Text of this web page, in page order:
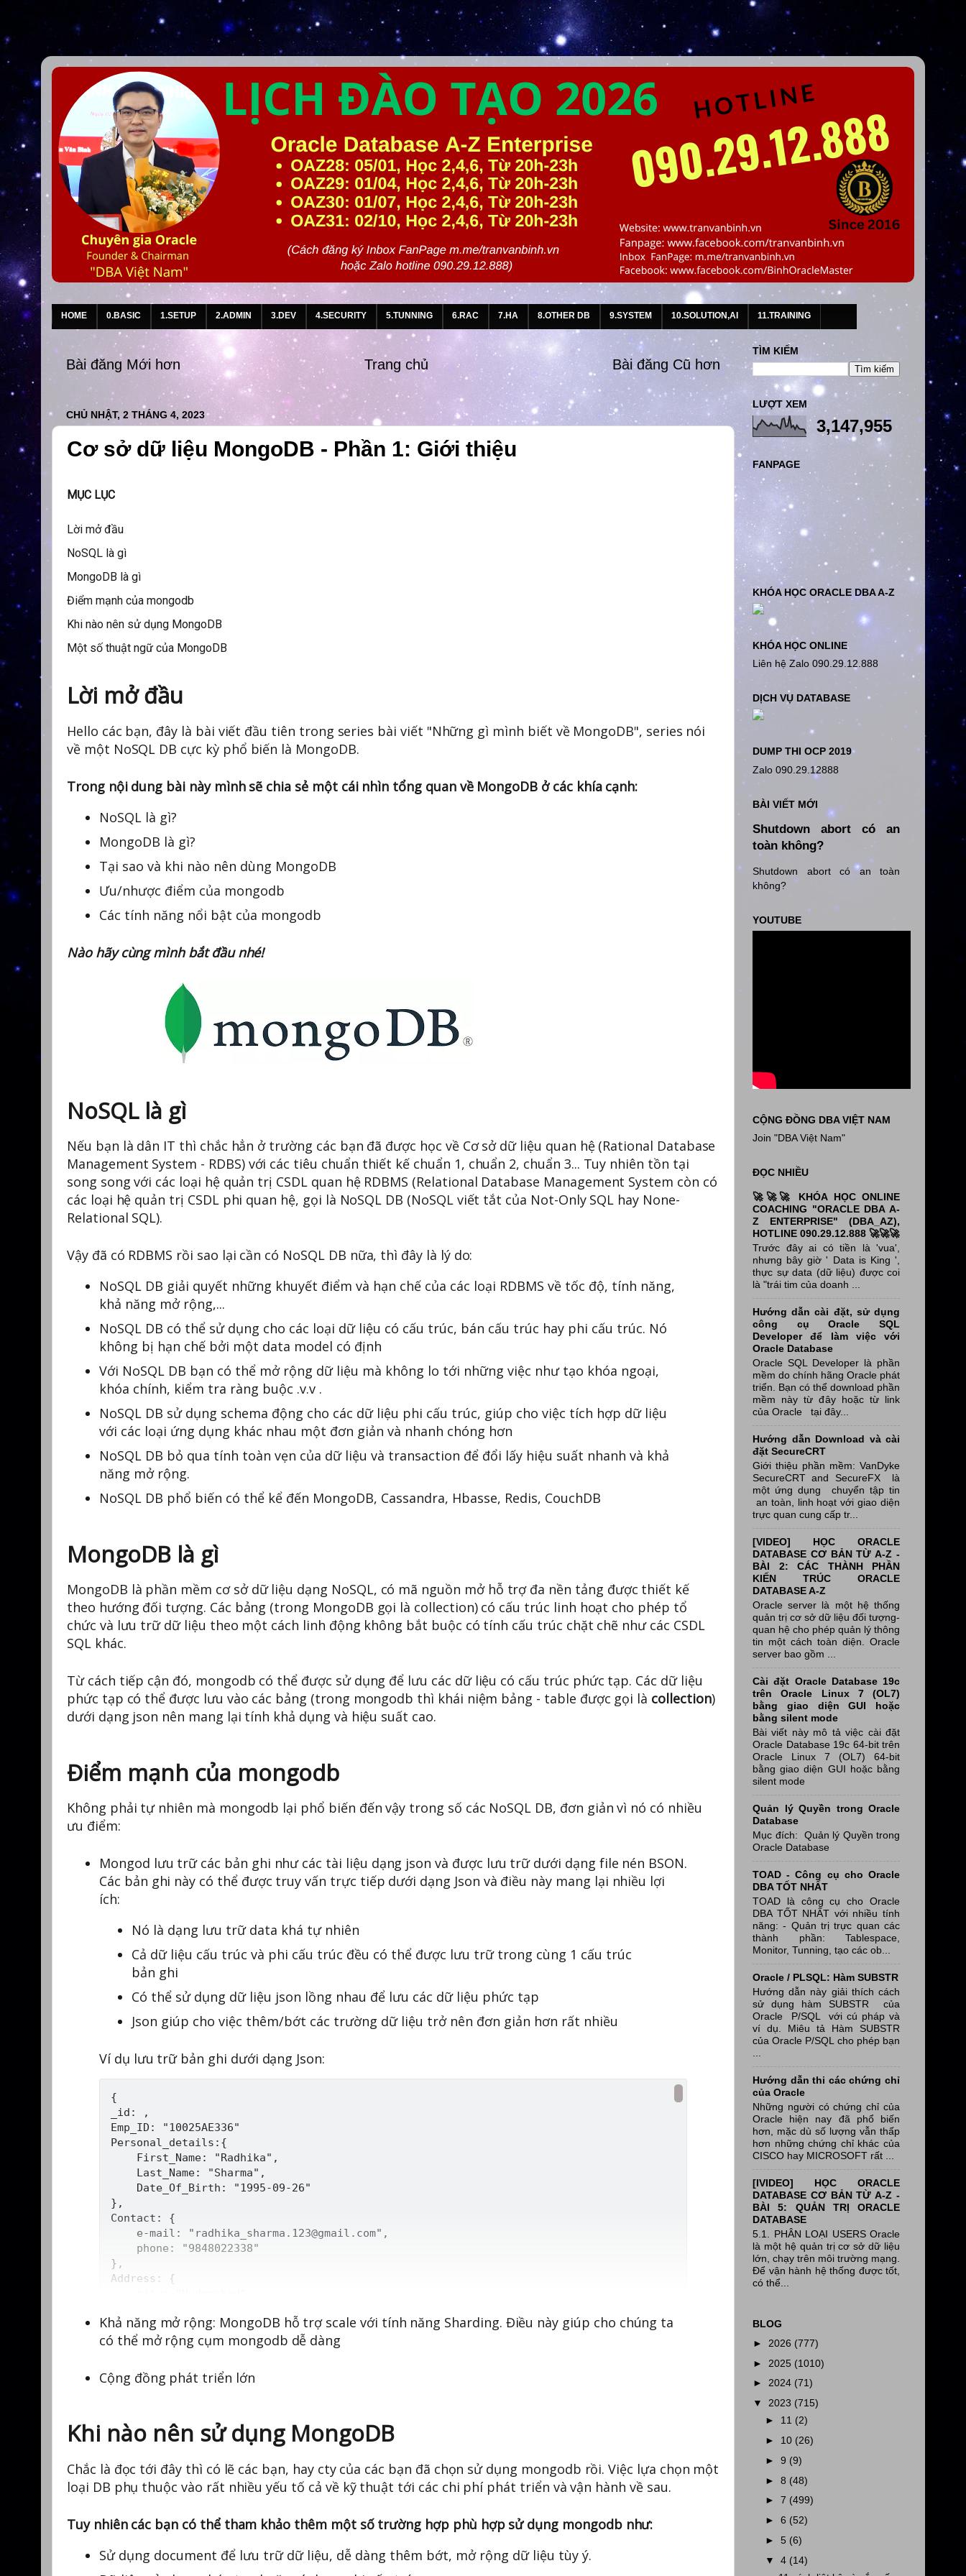
HOME 0.BASIC 1.SETUP 2.ADMIN 3.DEV 4.SECURITY 5.TUNNING 6.RAC 7.HA 8.OTHER DB 9.SYSTEM 10.SOLUTION,AI 11.TRAINING
Bài đăng Mới hơn Bài đăng Cũ hơn
Trang chủ
CHỦ NHẬT, 2 THÁNG 4, 2023
Cơ sở dữ liệu MongoDB - Phần 1: Giới thiệu
MỤC LỤC
Lời mở đầu
NoSQL là gì
MongoDB là gì
Điểm mạnh của mongodb
Khi nào nên sử dụng MongoDB
Một số thuật ngữ của MongoDB
Lời mở đầu
Hello các bạn, đây là bài viết đầu tiên trong series bài viết "Những gì mình biết về MongoDB", series nói
về một NoSQL DB cực kỳ phổ biến là MongoDB.
Trong nội dung bài này mình sẽ chia sẻ một cái nhìn tổng quan về MongoDB ở các khía cạnh:
NoSQL là gì?
MongoDB là gì?
Tại sao và khi nào nên dùng MongoDB
Ưu/nhược điểm của mongodb
Các tính năng nổi bật của mongodb
Nào hãy cùng mình bắt đầu nhé!
NoSQL là gì
Nếu bạn là dân IT thì chắc hẳn ở trường các bạn đã được học về Cơ sở dữ liệu quan hệ (Rational Database
Management System - RDBS) với các tiêu chuẩn thiết kế chuẩn 1, chuẩn 2, chuẩn 3... Tuy nhiên tồn tại
song song với các loại hệ quản trị CSDL quan hệ RDBMS (Relational Database Management System còn có
các loại hệ quản trị CSDL phi quan hệ, gọi là NoSQL DB (NoSQL viết tắt của Not-Only SQL hay None-
Relational SQL).
Vậy đã có RDBMS rồi sao lại cần có NoSQL DB nữa, thì đây là lý do:
NoSQL DB giải quyết những khuyết điểm và hạn chế của các loại RDBMS về tốc độ, tính năng,
khả năng mở rộng,...
NoSQL DB có thể sử dụng cho các loại dữ liệu có cấu trúc, bán cấu trúc hay phi cấu trúc. Nó
không bị hạn chế bởi một data model có định
Với NoSQL DB bạn có thể mở rộng dữ liệu mà không lo tới những việc như tạo khóa ngoại,
khóa chính, kiểm tra ràng buộc .v.v .
NoSQL DB sử dụng schema động cho các dữ liệu phi cấu trúc, giúp cho việc tích hợp dữ liệu
với các loại ứng dụng khác nhau một đơn giản và nhanh chóng hơn
NoSQL DB bỏ qua tính toàn vẹn của dữ liệu và transaction để đổi lấy hiệu suất nhanh và khả
năng mở rộng.
NoSQL DB phổ biến có thể kể đến MongoDB, Cassandra, Hbasse, Redis, CouchDB
MongoDB là gì
MongoDB là phần mềm cơ sở dữ liệu dạng NoSQL, có mã nguồn mở hỗ trợ đa nền tảng được thiết kế
theo hướng đối tượng. Các bảng (trong MongoDB gọi là collection) có cấu trúc linh hoạt cho phép tổ
chức và lưu trữ dữ liệu theo một cách linh động không bắt buộc có tính cấu trúc chặt chẽ như các CSDL
SQL khác.
Từ cách tiếp cận đó, mongodb có thể được sử dụng để lưu các dữ liệu có cấu trúc phức tạp. Các dữ liệu
phức tạp có thể được lưu vào các bảng (trong mongodb thì khái niệm bảng - table được gọi là collection)
dưới dạng json nên mang lại tính khả dụng và hiệu suất cao.
Điểm mạnh của mongodb
Không phải tự nhiên mà mongodb lại phổ biến đến vậy trong số các NoSQL DB, đơn giản vì nó có nhiều
ưu điểm:
Mongod lưu trữ các bản ghi như các tài liệu dạng json và được lưu trữ dưới dạng file nén BSON.
Các bản ghi này có thể được truy vấn trực tiếp dưới dạng Json và điều này mang lại nhiều lợi
ích:
Nó là dạng lưu trữ data khá tự nhiên
Cả dữ liệu cấu trúc và phi cấu trúc đều có thể được lưu trữ trong cùng 1 cấu trúc
bản ghi
Có thể sử dụng dữ liệu json lồng nhau để lưu các dữ liệu phức tạp
Json giúp cho việc thêm/bớt các trường dữ liệu trở nên đơn giản hơn rất nhiều
Ví dụ lưu trữ bản ghi dưới dạng Json:
{
_id: ,
Emp_ID: "10025AE336"
Personal_details:{
},
Contact: {
},
Address: {
	State: "Telangana"
}
Khả năng mở rộng: MongoDB hỗ trợ scale với tính năng Sharding. Điều này giúp cho chúng ta
có thể mở rộng cụm mongodb dễ dàng
Cộng đồng phát triển lớn
Khi nào nên sử dụng MongoDB
Chắc là đọc tới đây thì có lẽ các bạn, hay cty của các bạn đã chọn sử dụng mongodb rồi. Việc lựa chọn một
loại DB phụ thuộc vào rất nhiều yếu tố cả về kỹ thuật tới các chi phí phát triển và vận hành về sau.
Tuy nhiên các bạn có thể tham khảo thêm một số trường hợp phù hợp sử dụng mongodb như:
Sử dụng document để lưu trữ dữ liệu, dễ dàng thêm bớt, mở rộng dữ liệu tùy ý.
TÌM KIẾM
LƯỢT XEM
3,147,955
FANPAGE
KHÓA HỌC ORACLE DBA A-Z
KHÓA HỌC ONLINE
Liên hệ Zalo 090.29.12.888
DỊCH VỤ DATABASE
DUMP THI OCP 2019
Zalo 090.29.12888
BÀI VIẾT MỚI
Shutdown abort có an
toàn không?
Shutdown abort có an toàn
không?
YOUTUBE
CỘNG ĐỒNG DBA VIỆT NAM
Join "DBA Việt Nam"
ĐỌC NHIỀU
🚀🚀🚀 KHÓA HỌC ONLINE
COACHING "ORACLE DBA A-
Z ENTERPRISE" (DBA_AZ),
HOTLINE 090.29.12.888 🚀🚀🚀
Trước đây ai có tiền là 'vua',
nhưng bây giờ ' Data is King ',
thực sự data (dữ liệu) được coi
là "trái tim của doanh ...
Hướng dẫn cài đặt, sử dụng
công cụ Oracle SQL
Developer để làm việc với
Oracle Database
Oracle SQL Developer là phần
mềm do chính hãng Oracle phát
triển. Bạn có thể download phần
mềm này từ đây hoặc từ link
của Oracle tại đây...
Hướng dẫn Download và cài
đặt SecureCRT
Giới thiệu phần mềm: VanDyke
SecureCRT and SecureFX là
một ứng dụng chuyển tập tin
an toàn, linh hoạt với giao diện
trực quan cung cấp tr...
[VIDEO] HỌC ORACLE
DATABASE CƠ BẢN TỪ A-Z -
BÀI 2: CÁC THÀNH PHẦN
KIẾN TRÚC ORACLE
DATABASE A-Z
Oracle server là một hệ thống
quản trị cơ sở dữ liệu đối tượng-
quan hệ cho phép quản lý thông
tin một cách toàn diện. Oracle
server bao gồm ...
Cài đặt Oracle Database 19c
trên Oracle Linux 7 (OL7)
bằng giao diện GUI hoặc
bằng silent mode
Bài viết này mô tả việc cài đặt
Oracle Database 19c 64-bit trên
Oracle Linux 7 (OL7) 64-bit
bằng giao diện GUI hoặc bằng
silent mode
Quản lý Quyền trong Oracle
Database
Mục đích: Quản lý Quyền trong
Oracle Database
TOAD - Công cụ cho Oracle
DBA TỐT NHẤT
TOAD là công cụ cho Oracle
DBA TỐT NHẤT với nhiều tính
năng: - Quản trị trực quan các
thành phần: Tablespace,
Monitor, Tunning, tạo các ob...
Oracle / PLSQL: Hàm SUBSTR
Hướng dẫn này giải thích cách
sử dụng hàm SUBSTR của
Oracle P/SQL với cú pháp và
ví dụ. Miêu tả Hàm SUBSTR
của Oracle P/SQL cho phép bạn
Hướng dẫn thi các chứng chỉ
của Oracle
Những người có chứng chỉ của
Oracle hiện nay đã phổ biến
hơn, mặc dù số lượng vẫn thấp
hơn những chứng chỉ khác của
CISCO hay MICROSOFT rất ...
[IVIDEO] HỌC ORACLE
DATABASE CƠ BẢN TỪ A-Z -
BÀI 5: QUẢN TRỊ ORACLE
DATABASE
5.1. PHÂN LOẠI USERS Oracle
là một hệ quản trị cơ sở dữ liệu
lớn, chạy trên môi trường mạng.
Để vận hành hệ thống được tốt,
có thể...
BLOG
► 2026 (777)
► 2025 (1010)
► 2024 (71)
▼ 2023 (715)
► 11 (2)
► 10 (26)
►9 (9)
►8 (48)
►7 (499)
►6 (52)
►5 (6)
▼4 (14)